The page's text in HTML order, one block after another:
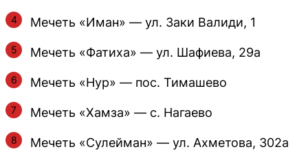
Мечеть «Иман» — ул. Заки Валиди, 1
Мечеть «Фатиха» — ул. Шафиева, 29а
Мечеть «Нур» — пос. Тимашево
Мечеть «Хамза» — с. Нагаево
Мечеть «Сулейман» — ул. Ахметова, 302а